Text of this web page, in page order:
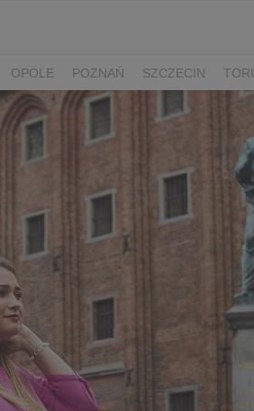
OPOLE POZNAŃ SZCZECIN